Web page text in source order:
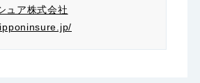
ュア株式会社